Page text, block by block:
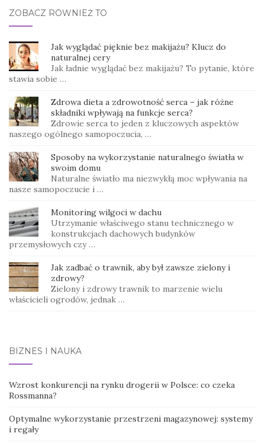
ZOBACZ RÓWNIEŻ TO
Jak wyglądać pięknie bez makijażu? Klucz do
naturalnej cery
Jak ładnie wyglądać bez makijażu? To pytanie, które
stawia sobie …
Zdrowa dieta a zdrowotność serca – jak różne
składniki wpływają na funkcje serca?
Zdrowie serca to jeden z kluczowych aspektów
naszego ogólnego samopoczucia, …
Sposoby na wykorzystanie naturalnego światła w
swoim domu
Naturalne światło ma niezwykłą moc wpływania na
nasze samopoczucie i …
Monitoring wilgoci w dachu
Utrzymanie właściwego stanu technicznego w
konstrukcjach dachowych budynków
przemysłowych czy …
Jak zadbać o trawnik, aby był zawsze zielony i
zdrowy?
Zielony i zdrowy trawnik to marzenie wielu
właścicieli ogrodów, jednak …
BIZNES I NAUKA
Wzrost konkurencji na rynku drogerii w Polsce: co czeka
Rossmanna?
Optymalne wykorzystanie przestrzeni magazynowej: systemy
i regały